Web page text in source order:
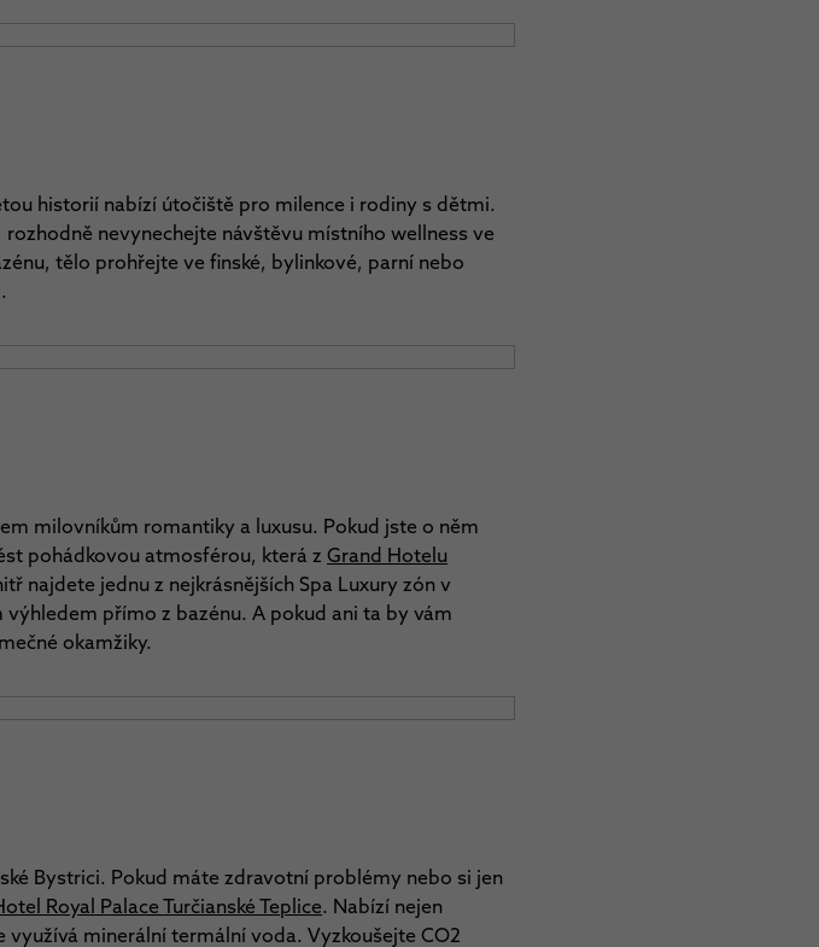
historií nabízí útočiště pro milence i rodiny s dětmi.
nevynechejte návštěvu místního wellness ve
tělo prohřejte ve finské, bylinkové, parní nebo
milovníkům romantiky a luxusu. Pokud jste o něm
pohádkovou atmosférou, která z Grand Hotelu
najdete jednu z nejkrásnějších Spa Luxury zón v
přímo z bazénu. A pokud ani ta by vám
okamžiky.
Bystrici. Pokud máte zdravotní problémy nebo si jen
Royal Palace Turčianské Teplice. Nabízí nejen
minerální termální voda. Vyzkoušejte CO2